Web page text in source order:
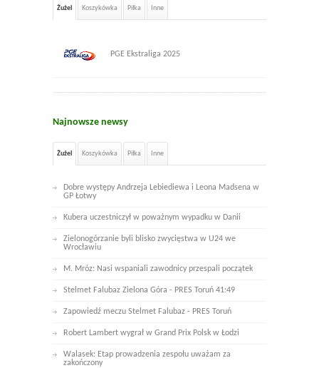
Żużel Koszykówka Piłka Inne
PGE Ekstraliga 2025
Najnowsze newsy
Żużel Koszykówka Piłka Inne
Dobre występy Andrzeja Lebiediewa i Leona Madsena w
GP Łotwy
Kubera uczestniczył w poważnym wypadku w Danii
Zielonogórzanie byli blisko zwycięstwa w U24 we
Wrocławiu
M. Mróz: Nasi wspaniali zawodnicy przespali początek
Stelmet Falubaz Zielona Góra - PRES Toruń 41:49
Zapowiedź meczu Stelmet Falubaz - PRES Toruń
Robert Lambert wygrał w Grand Prix Polsk w Łodzi
Walasek: Etap prowadzenia zespołu uważam za
zakończony